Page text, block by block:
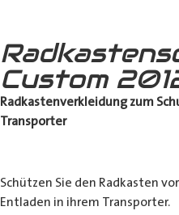
Custom
Radkastenverkleidung zum
Transporter
Schützen Sie den Radkasten
Entladen in ihrem Transporter.